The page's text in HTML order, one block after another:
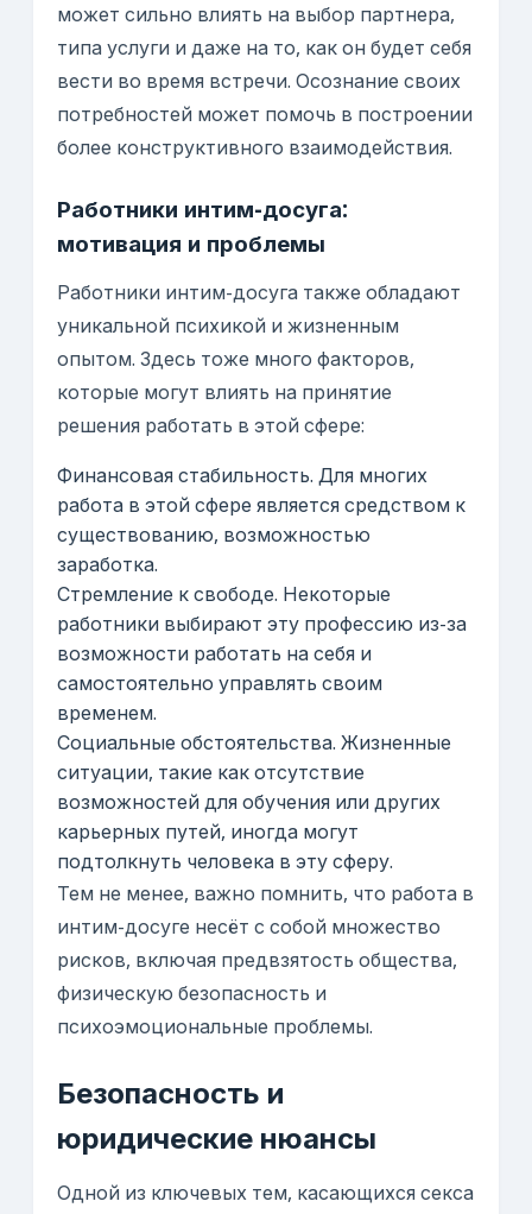
может сильно влиять на выбор партнера,
типа услуги и даже на то, как он будет себя
вести во время встречи. Осознание своих
потребностей может помочь в построении
более конструктивного взаимодействия.
Работники интим-досуга:
мотивация и проблемы
Работники интим-досуга также обладают
уникальной психикой и жизненным
опытом. Здесь тоже много факторов,
которые могут влиять на принятие
решения работать в этой сфере:
Финансовая стабильность. Для многих
работа в этой сфере является средством к
существованию, возможностью
заработка.
Стремление к свободе. Некоторые
работники выбирают эту профессию из-за
возможности работать на себя и
самостоятельно управлять своим
временем.
Социальные обстоятельства. Жизненные
ситуации, такие как отсутствие
возможностей для обучения или других
карьерных путей, иногда могут
подтолкнуть человека в эту сферу.
Тем не менее, важно помнить, что работа в
интим-досуге несёт с собой множество
рисков, включая предвзятость общества,
физическую безопасность и
психоэмоциональные проблемы.
Безопасность и
юридические нюансы
Одной из ключевых тем, касающихся секса